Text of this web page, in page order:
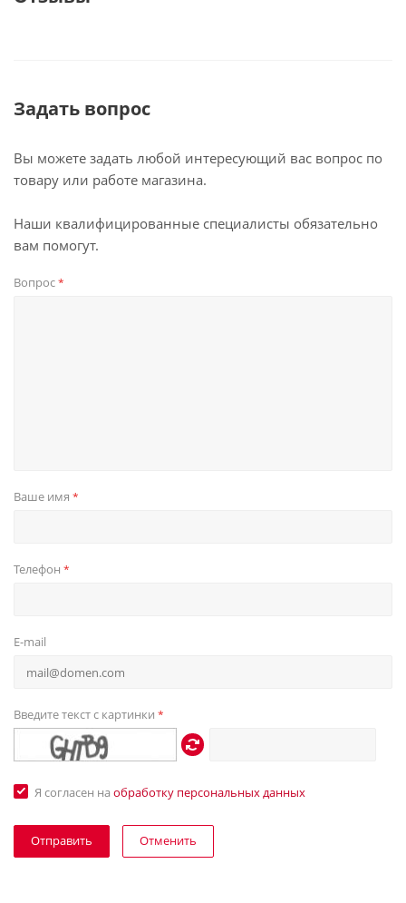
Задать вопрос
Вы можете задать любой интересующий вас вопрос по
товару или работе магазина.
Наши квалифицированные специалисты обязательно
вам помогут.
Вопрос*
Ваше имя *
Телефон *
E-mail
Введите текст с картинки *
Я согласен на обработку персональных данных
Отменить